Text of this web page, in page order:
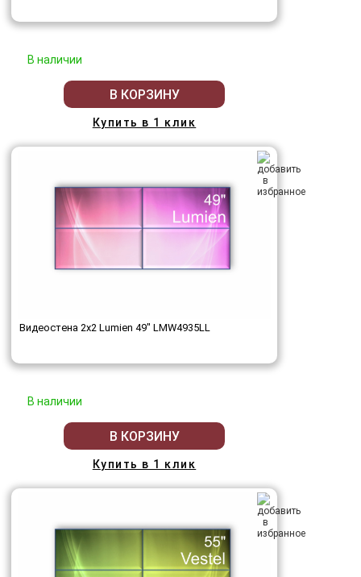
В наличии
В КОРЗИНУ
Купить в 1 клик
Видеостена 2x2 Lumien 49" LMW4935LL
В наличии
В КОРЗИНУ
Купить в 1 клик